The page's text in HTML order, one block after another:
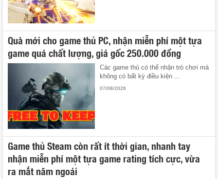
Quà mới cho game thủ PC, nhận miễn phí một tựa
game quá chất lượng, giá gốc 250.000 đồng
Các game thủ có thể nhận trò chơi mà
không có bất kỳ điều kiện ...
07/08/2026
Game thủ Steam còn rất ít thời gian, nhanh tay
nhận miễn phí một tựa game rating tích cực, vừa
ra mắt năm ngoái